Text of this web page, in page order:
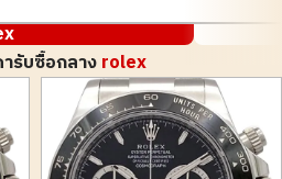
รับซื้อกลางrolex